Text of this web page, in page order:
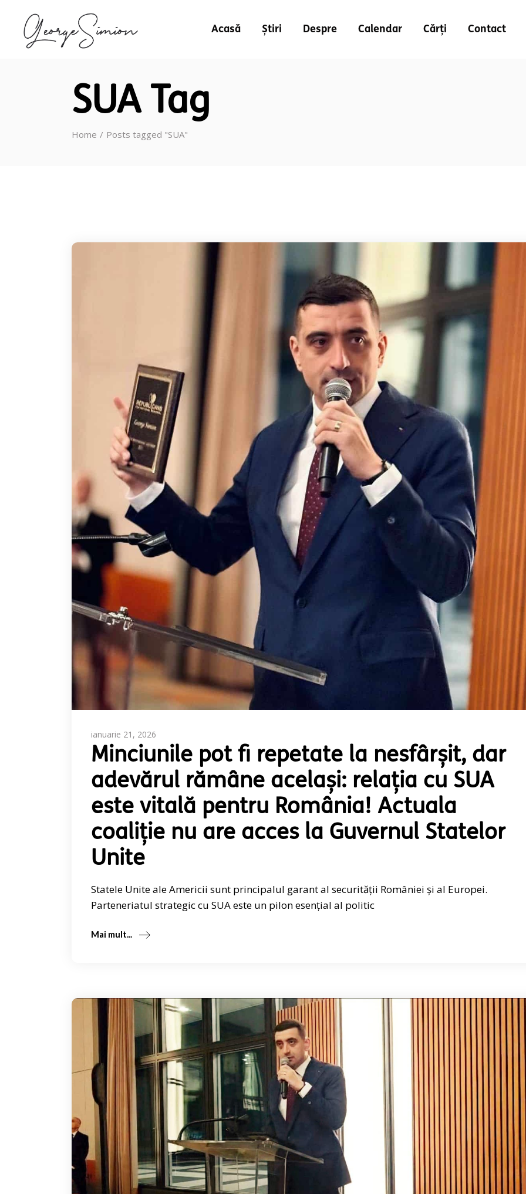
Acasă Știri Despre Calendar Cărți Contact
SUA Tag
Home Posts tagged "SUA"
ianuarie 21, 2026
Minciunile pot fi repetate la nesfârșit, dar
adevărul rămâne același: relația cu SUA
este vitală pentru România! Actuala
coaliție nu are acces la Guvernul Statelor
Unite
Statele Unite ale Americii sunt principalul garant al securității României și al Europei.
Parteneriatul strategic cu SUA este un pilon esențial al politic
Mai mult...